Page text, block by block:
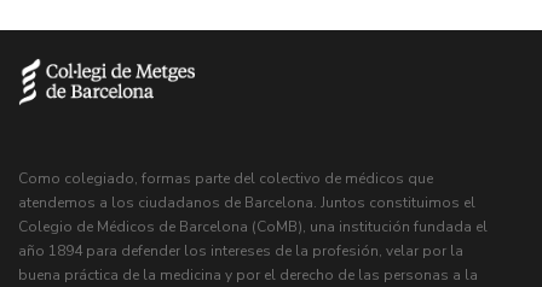
Como colegiado, formas parte del colectivo de médicos que
atendemos a los ciudadanos de Barcelona. Juntos constituimos el
Colegio de Médicos de Barcelona (CoMB), una institución fundada el
año 1894 para defender los intereses de la profesión, velar por la
buena práctica de la medicina y por el derecho de las personas a la